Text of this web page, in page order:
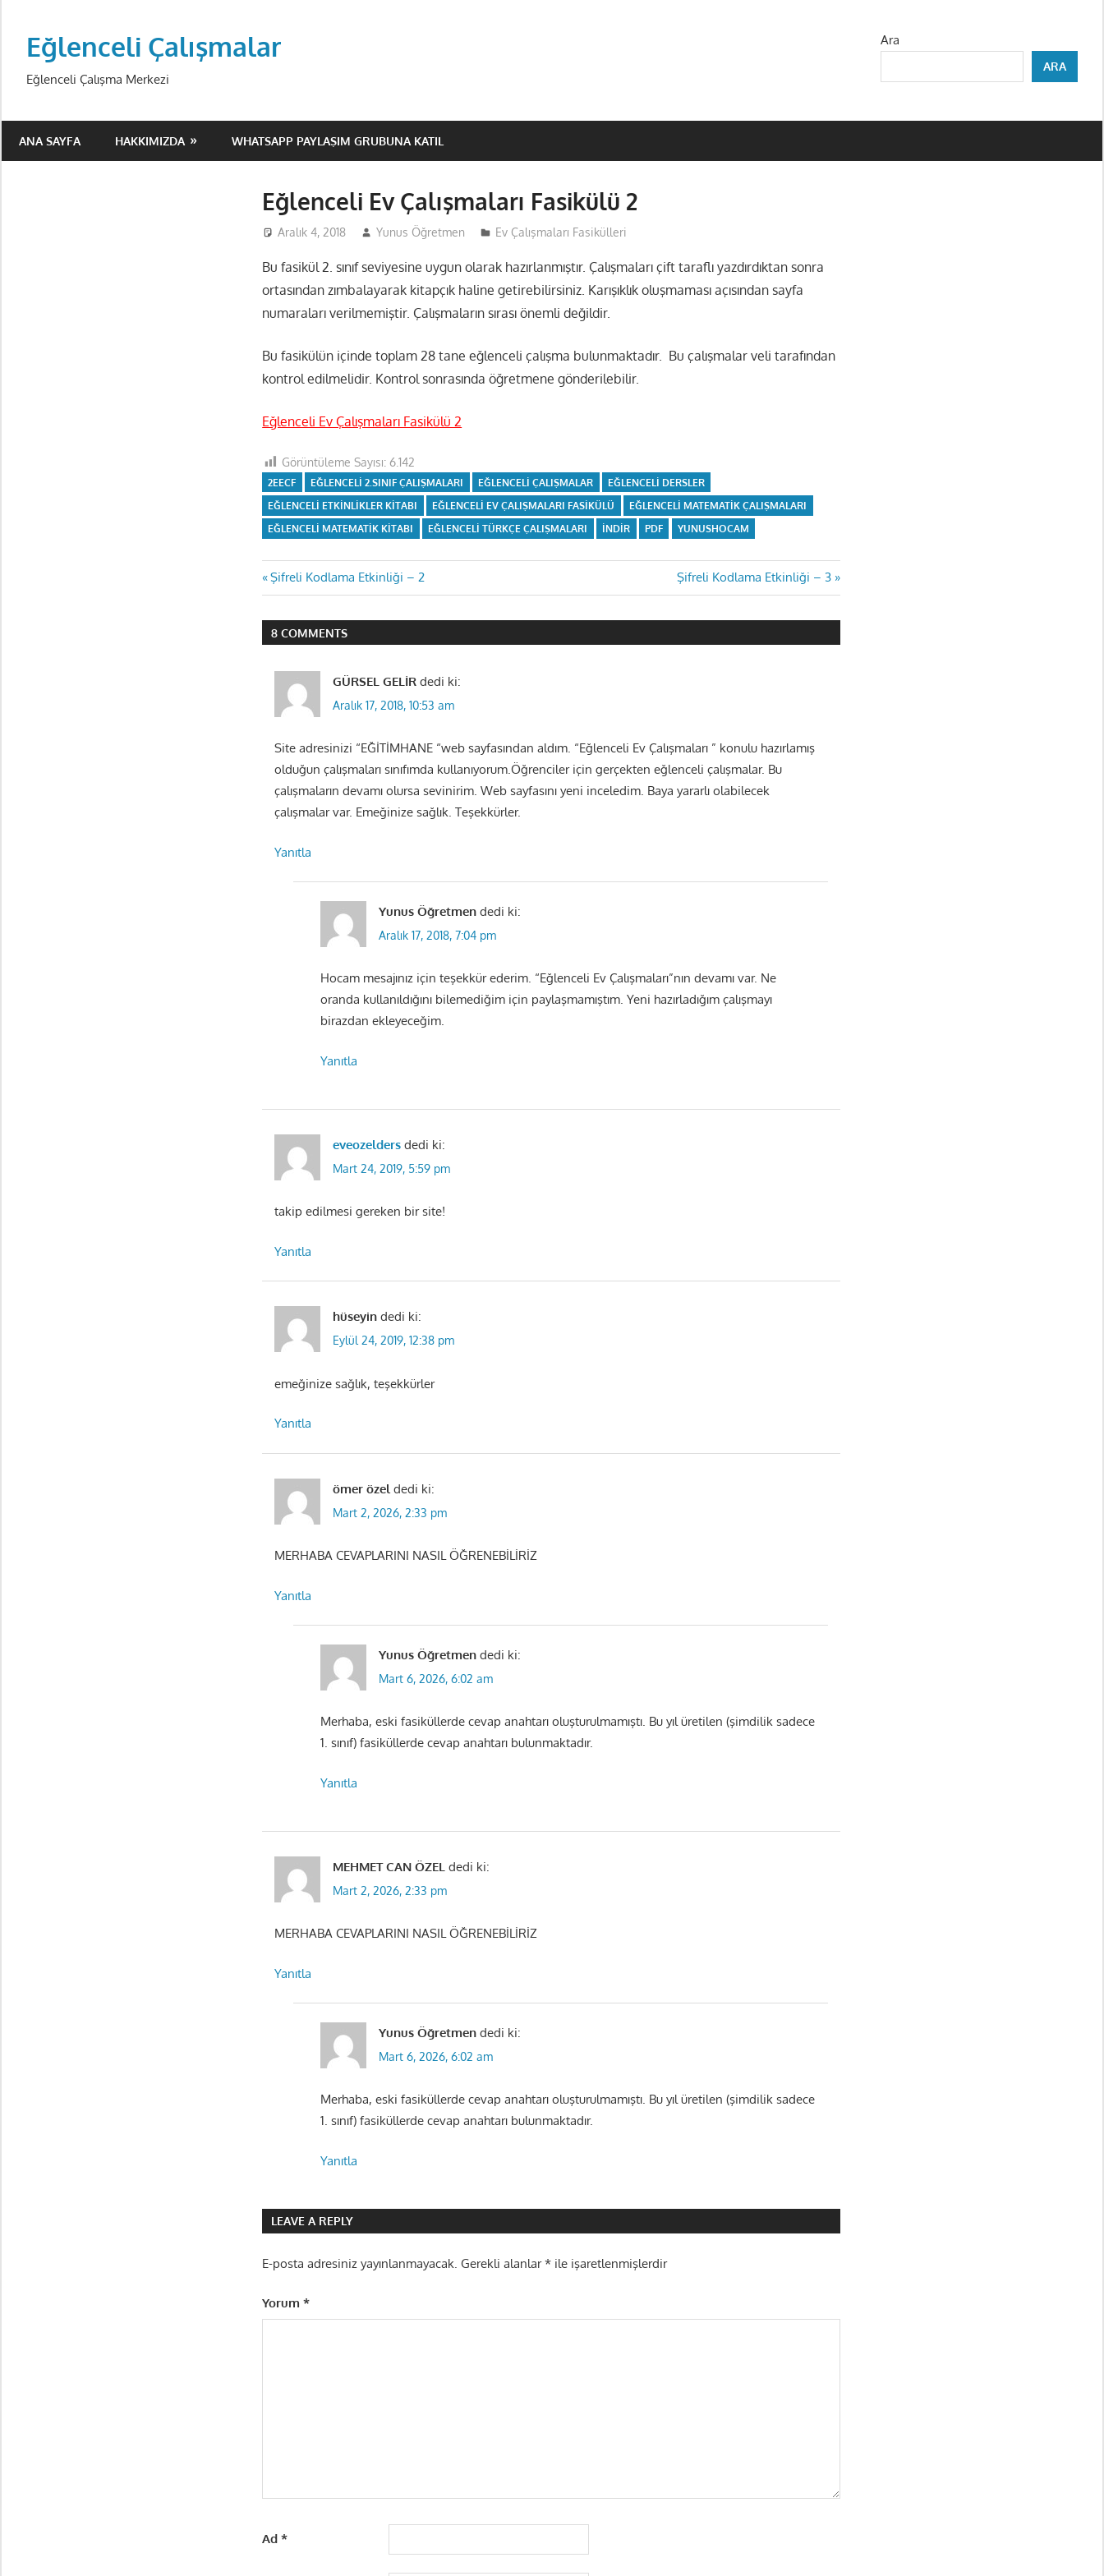
contentEğlenceli Çalışmalar
Eğlenceli Çalışma Merkezi
Ara
ARA
ANA SAYFA HAKKIMIZDA WHATSAPP PAYLAŞIM GRUBUNA KATIL
Eğlenceli Ev Çalışmaları Fasikülü 2
Aralık 4, 2018 Yunus Öğretmen Ev Çalışmaları Fasikülleri
Bu fasikül 2. sınıf seviyesine uygun olarak hazırlanmıştır. Çalışmaları çift taraflı yazdırdıktan sonra
ortasından zımbalayarak kitapçık haline getirebilirsiniz. Karışıklık oluşmaması açısından sayfa
numaraları verilmemiştir. Çalışmaların sırası önemli değildir.
Bu fasikülün içinde toplam 28 tane eğlenceli çalışma bulunmaktadır. Bu çalışmalar veli tarafından
kontrol edilmelidir. Kontrol sonrasında öğretmene gönderilebilir.
Eğlenceli Ev Çalışmaları Fasikülü 2
Görüntüleme Sayısı: 6.142
2EECF EĞLENCELI 2.SINIF ÇALIŞMALARI EĞLENCELI ÇALIŞMALAR
EĞLENCELI DERSLER
EĞLENCELI ETKINLIKLER KITABI
EĞLENCELI EV ÇALIŞMALARI FASIKÜLÜ
EĞLENCELI MATEMATIK ÇALIŞMALARI
EĞLENCELI MATEMATIK KITABI
EĞLENCELI TÜRKÇE ÇALIŞMALARI INDIR PDF YUNUSHOCAM
Yazı
gezinmesi
Previous
Post:
Şifreli Kodlama Etkinliği – 2
Next
Post:
Şifreli Kodlama Etkinliği – 3
8 COMMENTS
GÜRSEL GELİR dedi ki:
Aralık 17, 2018, 10:53 am
Site adresinizi “EĞİTİMHANE “web sayfasından aldım. “Eğlenceli Ev Çalışmaları ” konulu hazırlamış
olduğun çalışmaları sınıfımda kullanıyorum.Öğrenciler için gerçekten eğlenceli çalışmalar. Bu
çalışmaların devamı olursa sevinirim. Web sayfasını yeni inceledim. Baya yararlı olabilecek
çalışmalar var. Emeğinize sağlık. Teşekkürler.
Yanıtla
Yunus Öğretmen dedi ki:
Aralık 17, 2018, 7:04 pm
Hocam mesajınız için teşekkür ederim. “Eğlenceli Ev Çalışmaları”nın devamı var. Ne
oranda kullanıldığını bilemediğim için paylaşmamıştım. Yeni hazırladığım çalışmayı
birazdan ekleyeceğim.
Yanıtla
eveozelders dedi ki:
Mart 24, 2019, 5:59 pm
takip edilmesi gereken bir site!
Yanıtla
hüseyin dedi ki:
Eylül 24, 2019, 12:38 pm
emeğinize sağlık, teşekkürler
Yanıtla
ömer özel dedi ki:
Mart 2, 2026, 2:33 pm
MERHABA CEVAPLARINI NASIL ÖĞRENEBİLİRİZ
Yanıtla
Yunus Öğretmen dedi ki:
Mart 6, 2026, 6:02 am
Merhaba, eski fasiküllerde cevap anahtarı oluşturulmamıştı. Bu yıl üretilen (şimdilik sadece
1. sınıf) fasiküllerde cevap anahtarı bulunmaktadır.
Yanıtla
MEHMET CAN ÖZEL dedi ki:
Mart 2, 2026, 2:33 pm
MERHABA CEVAPLARINI NASIL ÖĞRENEBİLİRİZ
Yanıtla
Yunus Öğretmen dedi ki:
Mart 6, 2026, 6:02 am
Merhaba, eski fasiküllerde cevap anahtarı oluşturulmamıştı. Bu yıl üretilen (şimdilik sadece
1. sınıf) fasiküllerde cevap anahtarı bulunmaktadır.
Yanıtla
LEAVE A REPLY
E-posta adresiniz yayınlanmayacak. Gerekli alanlar* ile işaretlenmişlerdir
Yorum*
Ad*